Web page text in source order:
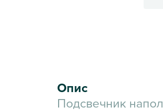
Опис
Подсвечник